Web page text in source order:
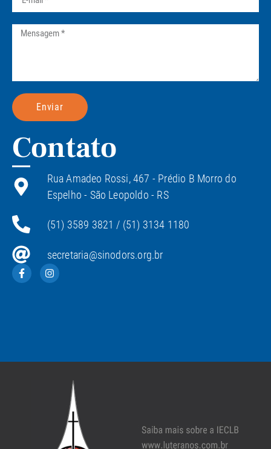
Enviar
Contato
Rua Amadeo Rossi, 467 - Prédio B Morro do
Espelho - São Leopoldo - RS
(51) 3589 3821 / (51) 3134 1180
secretaria@sinodors.org.br